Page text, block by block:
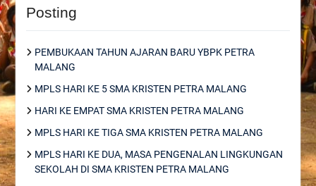
Posting
PEMBUKAAN TAHUN AJARAN BARU YBPK PETRA
MALANG
MPLS HARI KE 5 SMA KRISTEN PETRA MALANG
HARI KE EMPAT SMA KRISTEN PETRA MALANG
MPLS HARI KE TIGA SMA KRISTEN PETRA MALANG
MPLS HARI KE DUA, MASA PENGENALAN LINGKUNGAN
SEKOLAH DI SMA KRISTEN PETRA MALANG